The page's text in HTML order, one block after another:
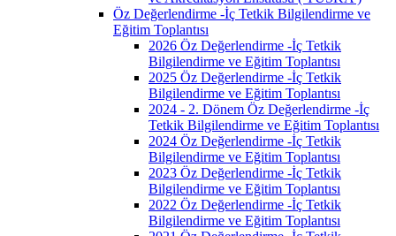
Öz Değerlendirme -İç Tetkik Bilgilendirme ve
Eğitim Toplantısı
2026 Öz Değerlendirme -İç Tetkik
Bilgilendirme ve Eğitim Toplantısı
2025 Öz Değerlendirme -İç Tetkik
Bilgilendirme ve Eğitim Toplantısı
2024 - 2. Dönem Öz Değerlendirme -İç
Tetkik Bilgilendirme ve Eğitim Toplantısı
2024 Öz Değerlendirme -İç Tetkik
Bilgilendirme ve Eğitim Toplantısı
2023 Öz Değerlendirme -İç Tetkik
Bilgilendirme ve Eğitim Toplantısı
2022 Öz Değerlendirme -İç Tetkik
Bilgilendirme ve Eğitim Toplantısı